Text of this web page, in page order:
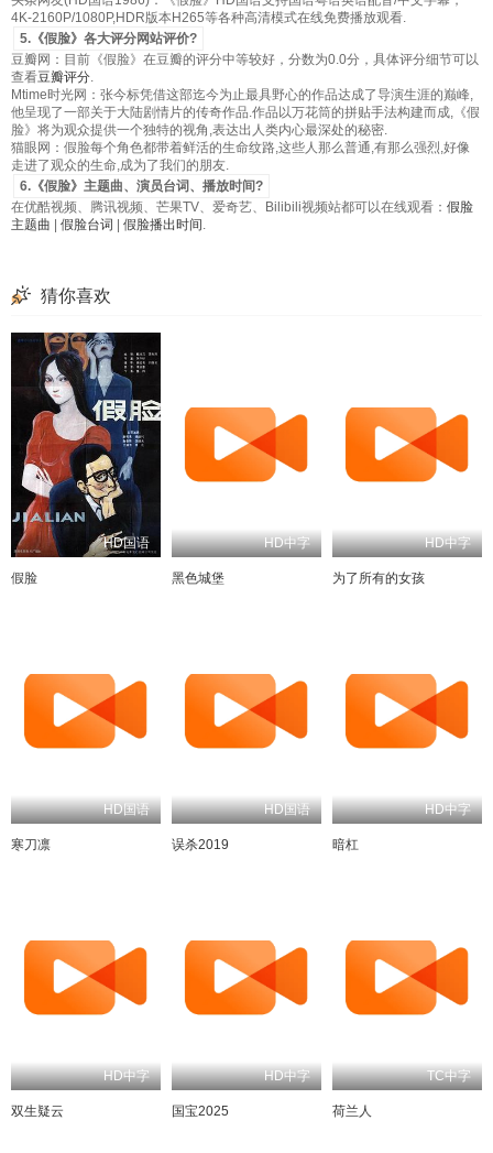
4K-2160P/1080P,HDR版本H265等各种高清模式在线免费播放观看.
5.《假脸》各大评分网站评价?
豆瓣网：目前《假脸》在豆瓣的评分中等较好，分数为0.0分，具体评分细节可以
查看豆瓣评分.
Mtime时光网：张今标凭借这部迄今为止最具野心的作品达成了导演生涯的巅峰,
他呈现了一部关于大陆剧情片的传奇作品.作品以万花筒的拼贴手法构建而成,《假
脸》将为观众提供一个独特的视角,表达出人类内心最深处的秘密.
猫眼网：假脸每个角色都带着鲜活的生命纹路,这些人那么普通,有那么强烈,好像
走进了观众的生命,成为了我们的朋友.
6.《假脸》主题曲、演员台词、播放时间?
在优酷视频、腾讯视频、芒果TV、爱奇艺、Bilibili视频站都可以在线观看： 假脸
主题曲
假脸台词 假脸播出时间 .
猜你喜欢
HD国语
假脸
HD中字
黑色城堡
HD中字
为了所有的女孩
HD国语
寒刀凛
HD国语
误杀2019
HD中字
暗杠
HD中字
双生疑云
HD中字
国宝2025
TC中字
荷兰人